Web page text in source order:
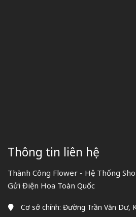
Thông tin liên hệ
Thành Công Flower - Hệ Thống
Gửi Điện Hoa Toàn Quốc
Cơ sở chính: Đường Trần Văn Dư,